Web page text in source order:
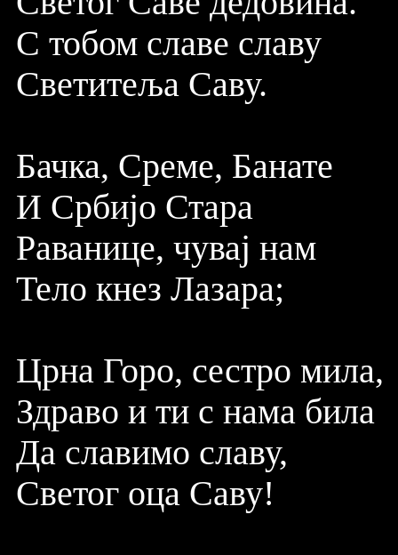
С тобом славе славу
Светитеља Саву.
Бачка, Среме, Банате
И Србијо Стара
Раванице, чувај нам
Тело кнез Лазара;
Црна Горо, сестро мила,
Здраво и ти с нама била
Да славимо славу,
Светог оца Саву!